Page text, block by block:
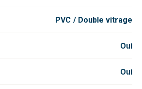
PVC Double vitrage
Oui
Oui